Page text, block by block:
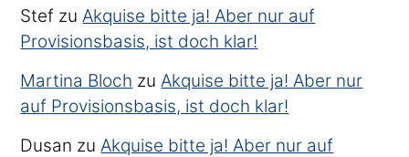
Stef zuAkquise bitte ja! Aber nur auf
Provisionsbasis, ist doch klar!
Martina Bloch zuAkquise bitte ja! Aber nur
auf Provisionsbasis, ist doch klar!
Dusan zuAkquise bitte ja! Aber nur auf